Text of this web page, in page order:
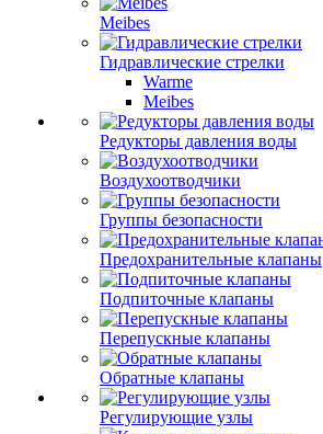
Meibes
Гидравлические стрелки
Warme
Meibes
Редукторы давления воды
Воздухоотводчики
Группы безопасности
Предохранительные клапаны
Подпиточные клапаны
Перепускные клапаны
Обратные клапаны
Регулирующие узлы